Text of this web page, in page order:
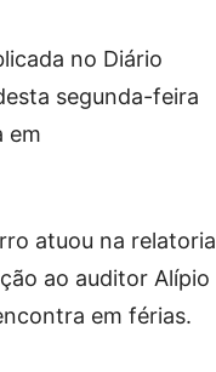
no Diário
segunda-feira
em
atuou na relatoria
ao auditor Alípio
em férias.